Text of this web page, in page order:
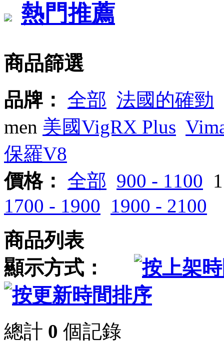
熱門推薦
商品篩選
品牌： 全部 法國的確勁
men 美國VigRX Plus
保羅V8
價格：
全部 900 - 1100
1700 - 1900 1900 - 2100
商品列表
顯示方式：
總計 0 個記錄